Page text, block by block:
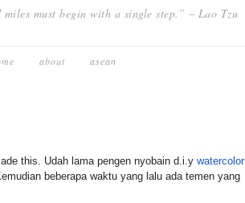
must begin with a single step.” – Lao Tzu
about asean
this. Udah lama pengen nyobain d.i.y watercolor
beberapa waktu yang lalu ada temen yang